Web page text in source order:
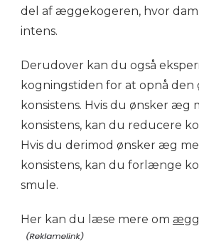
del af æggekogeren, hvor
intens.
Derudover kan du også
kogningstiden for at opnå den
konsistens. Hvis du ønsker æg
konsistens, kan du reducere
Hvis du derimod ønsker æg
konsistens, kan du forlænge
smule.
Her kan du læse mere om